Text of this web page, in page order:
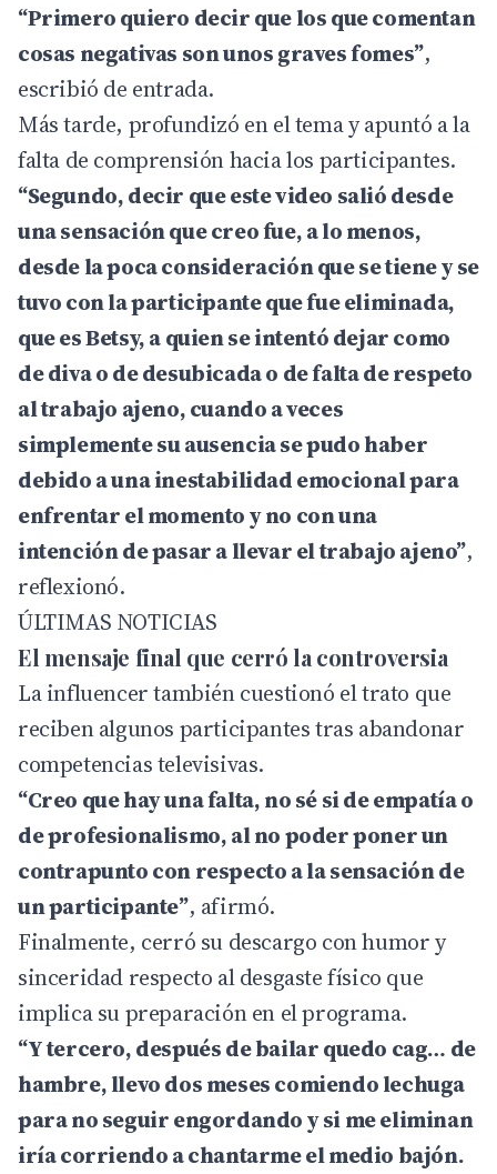
“Primero quiero decir que los que comentan
cosas negativas son unos graves fomes”,
escribió de entrada.
Más tarde, profundizó en el tema y apuntó a la
falta de comprensión hacia los participantes.
“Segundo, decir que este video salió desde
una sensación que creo fue, a lo menos,
desde la poca consideración que se tiene y se
tuvo con la participante que fue eliminada,
que es Betsy, a quien se intentó dejar como
de diva o de desubicada o de falta de respeto
al trabajo ajeno, cuando a veces
simplemente su ausencia se pudo haber
debido a una inestabilidad emocional para
enfrentar el momento y no con una
intención de pasar a llevar el trabajo ajeno”,
reflexionó.
ÚLTIMAS NOTICIAS
El mensaje final que cerró la controversia
La influencer también cuestionó el trato que
reciben algunos participantes tras abandonar
competencias televisivas.
“Creo que hay una falta, no sé si de empatía o
de profesionalismo, al no poder poner un
contrapunto con respecto a la sensación de
un participante”, afirmó.
Finalmente, cerró su descargo con humor y
sinceridad respecto al desgaste físico que
implica su preparación en el programa.
“Y tercero, después de bailar quedo cag… de
hambre, llevo dos meses comiendo lechuga
para no seguir engordando y si me eliminan
iría corriendo a chantarme el medio bajón.